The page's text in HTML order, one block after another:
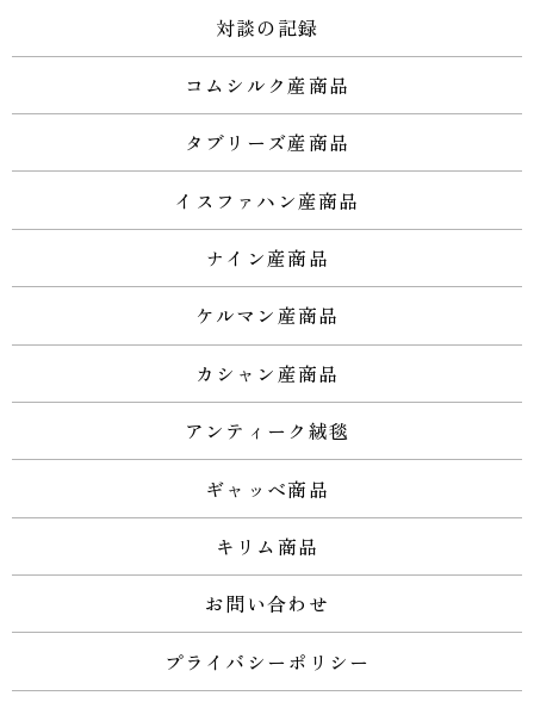
対談の記録
コムシルク産商品
タブリーズ産商品
イスファハン産商品
ナイン産商品
ケルマン産商品
カシャン産商品
アンティーク絨毯
ギャッベ商品
キリム商品
お問い合わせ
プライバシーポリシー